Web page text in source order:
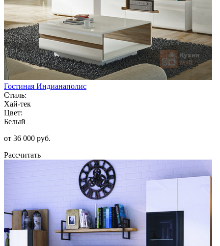
Гостиная Индианаполис
Стиль:
Хай-тек
Цвет:
Белый
от 36 000 руб.
Рассчитать